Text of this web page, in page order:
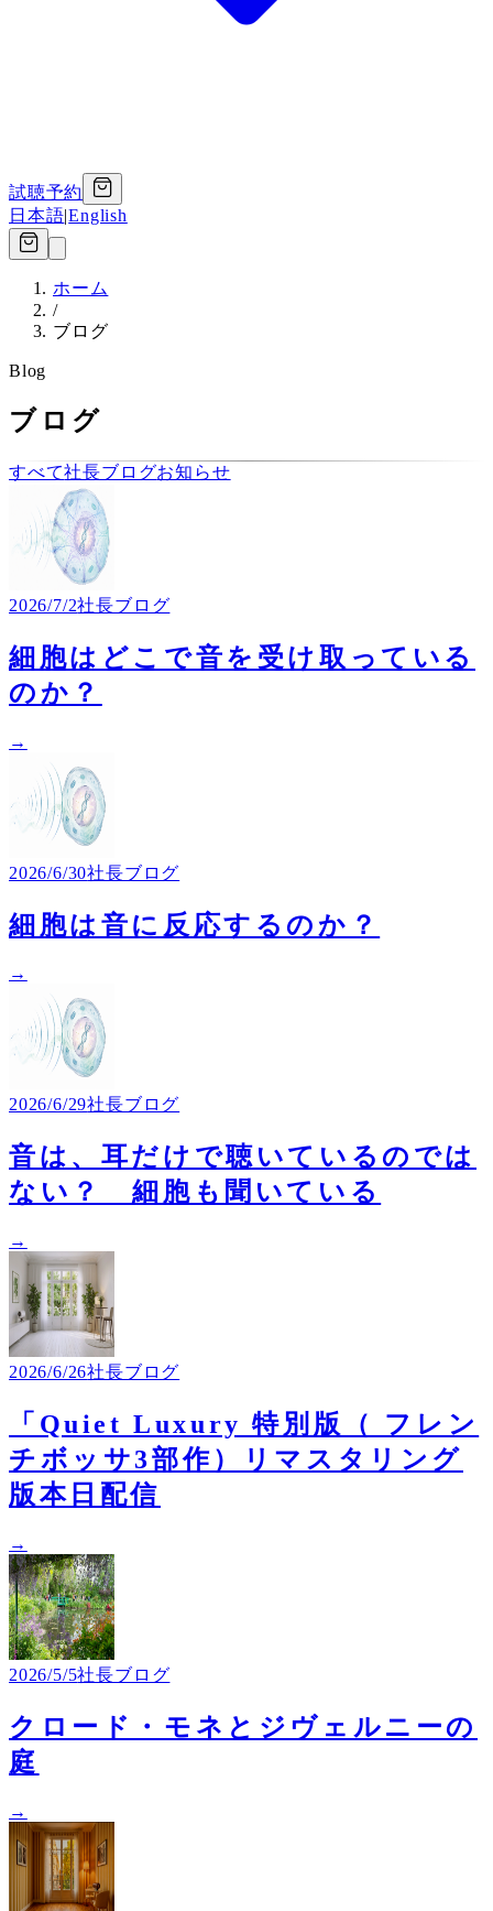
試聴予約
日本語|English
ホーム
/
ブログ
Blog
ブログ
すべて社長ブログお知らせ
2026/7/2社長ブログ
細胞はどこで音を受け取っている
のか？
→
2026/6/30社長ブログ
細胞は音に反応するのか？
→
2026/6/29社長ブログ
音は、耳だけで聴いているのでは
ない？ 細胞も聞いている
→
2026/6/26社長ブログ
「Quiet Luxury 特別版（ フレン
チボッサ3部作）リマスタリング
版本日配信
→
2026/5/5社長ブログ
クロード・モネとジヴェルニーの
庭
→